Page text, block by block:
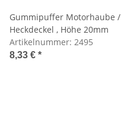
Gummipuffer Motorhaube /
Heckdeckel , Höhe 20mm
Artikelnummer: 2495
8,33 € *